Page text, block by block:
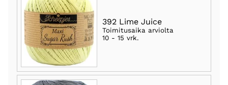
392 Lime Juice
Toimitusaika arviolta
10 - 15 vrk.